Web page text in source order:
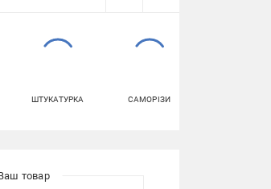
ШТУКАТУРКА САМОРІЗИ